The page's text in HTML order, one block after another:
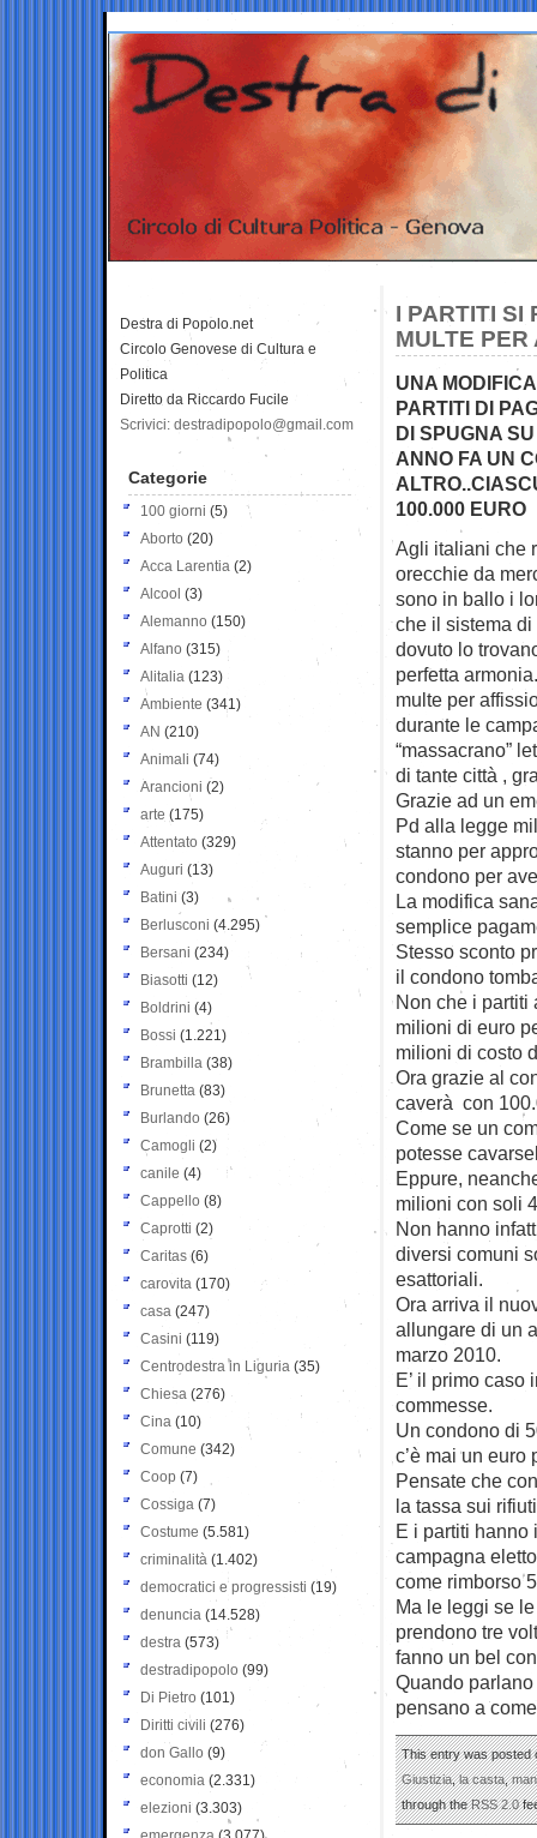
I PARTITI SI
MULTE PER
UNA
PARTITI DI
DI SPUGNA
ANNO FA UN
100.000 EURO
Agli italiani che
orecchie da
sono in ballo i
che il sistema
dovuto lo
perfetta
multe per
durante le
“massacrano”
di tante città ,
Grazie ad un
Pd alla legge
stanno per
condono per
La modifica
semplice
Stesso sconto
il condono
Non che i partiti
milioni di euro
milioni di costo
Ora grazie al
caverà con
Come se un
potesse
Eppure,
milioni con soli
Non hanno
diversi comuni
esattoriali.
Ora arriva il
allungare di un
marzo 2010.
E’ il primo
commesse.
Un condono di
c’è mai un euro
Pensate che
la tassa sui
E i partiti hanno
campagna
come rimborso
Ma le leggi se
prendono tre
fanno un bel
Quando
pensano a
This entry was posted
Giustizia,la casta,
through theRSS 2.0
Destra di Popolo.net
Circolo Genovese di Cultura e
Politica
Diretto da Riccardo Fucile
Scrivici: destradipopolo@gmail.com
Categorie
100 giorni (5)
Aborto (20)
Acca Larentia (2)
Alcool (3)
Alemanno (150)
Alfano (315)
Alitalia (123)
Ambiente (341)
AN (210)
Animali (74)
Arancioni (2)
arte (175)
Attentato (329)
Auguri (13)
Batini (3)
Berlusconi (4.295)
Bersani (234)
Biasotti (12)
Boldrini (4)
Bossi (1.221)
Brambilla (38)
Brunetta (83)
Burlando (26)
Camogli (2)
canile (4)
Cappello (8)
Caprotti (2)
Caritas (6)
carovita (170)
casa (247)
Casini (119)
Centrodestra in Liguria (35)
Chiesa (276)
Cina (10)
Comune (342)
Coop (7)
Cossiga (7)
Costume (5.581)
criminalità (1.402)
democratici e progressisti (19)
denuncia (14.528)
destra (573)
destradipopolo (99)
Di Pietro (101)
Diritti civili (276)
don Gallo (9)
economia (2.331)
elezioni (3.303)